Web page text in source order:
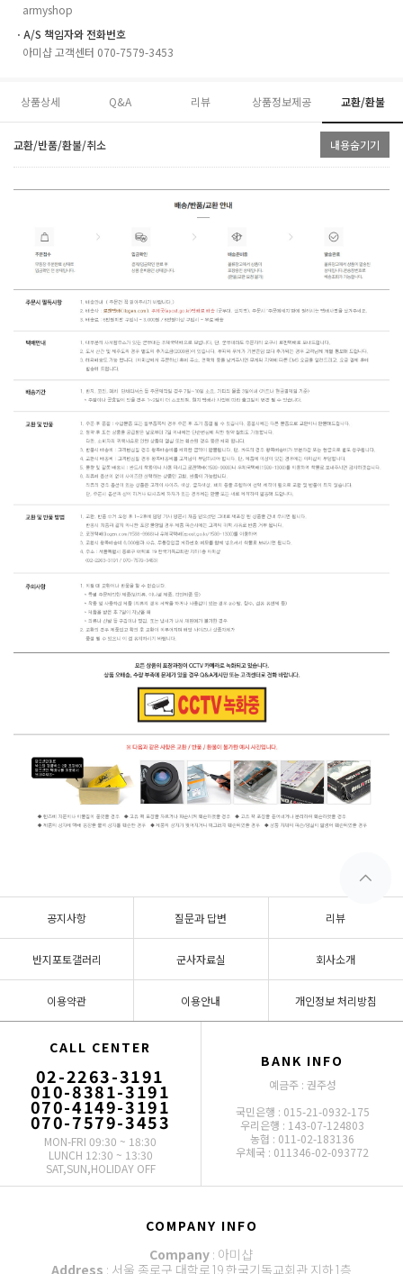
armyshop
ㆍA/S 책임자와 전화번호
아미샵 고객센터 070-7579-3453
상품상세 Q&A 리뷰 상품정보제공 교환/환불
교환/반품/환불/취소 내용숨기기
공지사항 질문과 답변 리뷰
반지포토갤러리 군사자료실 회사소개
이용약관 이용안내 개인정보 처리방침
CALL CENTER
02-2263-3191
010-8381-3191
070-4149-3191
070-7579-3453
MON-FRI 09:30 ~ 18:30
LUNCH 12:30 ~ 13:30
SAT,SUN,HOLIDAY OFF
BANK INFO
예금주 : 권주성
국민은행 : 015-21-0932-175
우리은행 : 143-07-124803
농협 : 011-02-183136
우체국 : 011346-02-093772
COMPANY INFO
Company : 아미샵
Address : 서울 종로구 대학로19 한국기독교회관 지하1층